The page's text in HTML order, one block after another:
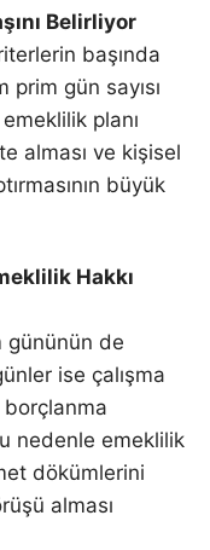
Belirliyor
başında
gün sayısı
planı
alması ve kişisel
büyük
Hakkı
gününün de
ise çalışma
nedenle emeklilik
dökümlerini
alması